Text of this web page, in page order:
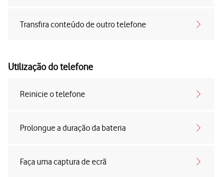
Transfira conteúdo de outro telefone
Utilização do telefone
Reinicie o telefone
Prolongue a duração da bateria
Faça uma captura de ecrã